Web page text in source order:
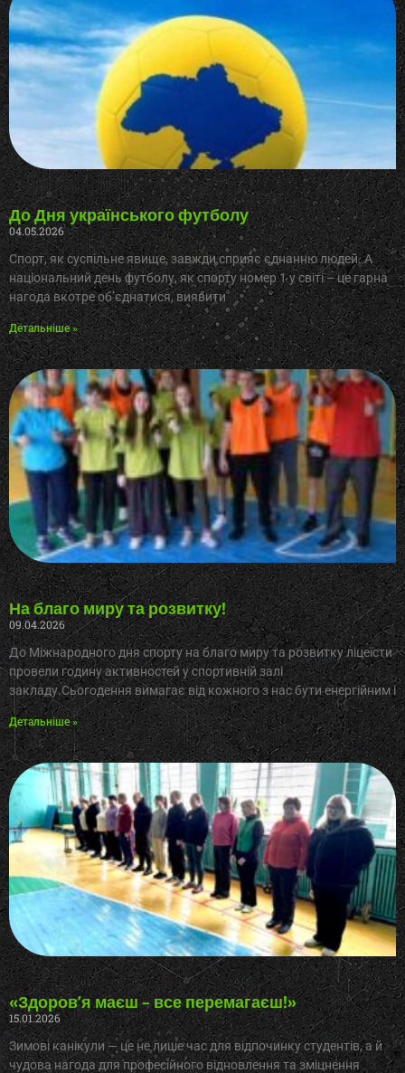
До Дня українського футболу
04.05.2026
Спорт, як суспільне явище, завжди сприяє єднанню людей. А
національний день футболу, як спорту номер 1 у світі – це гарна
нагода вкотре об’єднатися, виявити
Детальніше »
На благо миру та розвитку!
09.04.2026
До Міжнародного дня спорту на благо миру та розвитку ліцеїсти
провели годину активностей у спортивній залі
закладу.Сьогодення вимагає від кожного з нас бути енергійним і
Детальніше »
«Здоров’я маєш – все перемагаєш!»
15.01.2026
Зимові канікули — це не лише час для відпочинку студентів, а й
чудова нагода для професійного відновлення та зміцнення